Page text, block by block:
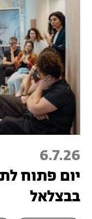
6.7.26
יום פתוח
בבצלאל